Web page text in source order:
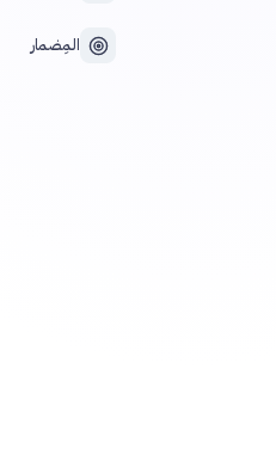
المِضمار